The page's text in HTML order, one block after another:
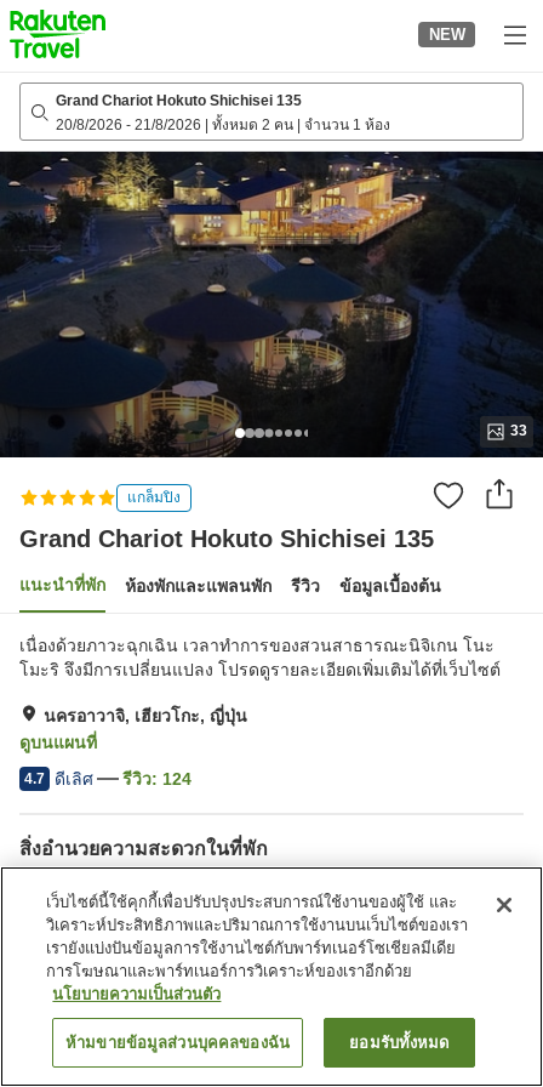
to
top
page
NEW
Grand Chariot Hokuto Shichisei 135
20/8/2026 - 21/8/2026 ทั้งหมด 2 คน จำนวน 1 ห้อง
33
แกล็มปิง
Grand Chariot Hokuto Shichisei 135
แนะนำที่พัก ห้องพักและแพลนพัก รีวิว ข้อมูลเบื้องต้น
เนื่องด้วยภาวะฉุกเฉิน เวลาทำการของสวนสาธารณะนิจิเกน โนะ
โมะริ จึงมีการเปลี่ยนแปลง โปรดดูรายละเอียดเพิ่มเติมได้ที่เว็บไซต์
นครอาวาจิ, เฮียวโกะ, ญี่ปุ่น
ดูบนแผนที่
4.7 ดีเลิศ รีวิว: 124
สิ่งอำนวยความสะดวกในที่พัก
ที่จอดรถ (ฟรี)
มีห้องพักที่รองรับสัตว์เลี้ยง
หน้าแรก ญี่ปุ่น เฮียวโกะ
นครอาวาจิ
Grand Chariot Hokuto Shichisei 135
ค้นหาห้องพัก
เว็บไซต์นี้ใช้คุกกี้เพื่อปรับปรุงประสบการณ์ใช้งานของผู้ใช้ และ
วิเคราะห์ประสิทธิภาพและปริมาณการใช้งานบนเว็บไซต์ของเรา
เรายังแบ่งปันข้อมูลการใช้งานไซต์กับพาร์ทเนอร์โซเชียลมีเดีย
การโฆษณาและพาร์ทเนอร์การวิเคราะห์ของเราอีกด้วย
นโยบายความเป็นส่วนตัว
ห้ามขายข้อมูลส่วนบุคคลของฉัน ยอมรับทั้งหมด